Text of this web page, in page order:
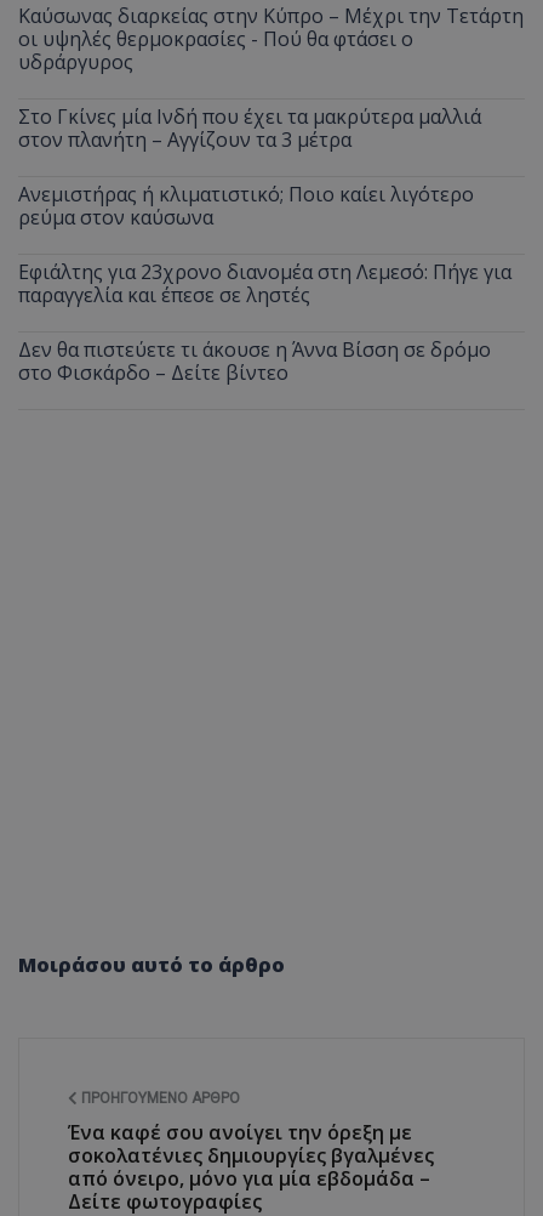
Καύσωνας διαρκείας στην Κύπρο – Μέχρι την Τετάρτη
οι υψηλές θερμοκρασίες - Πού θα φτάσει ο
υδράργυρος
Στο Γκίνες μία Ινδή που έχει τα μακρύτερα μαλλιά
στον πλανήτη – Αγγίζουν τα 3 μέτρα
Ανεμιστήρας ή κλιματιστικό; Ποιο καίει λιγότερο
ρεύμα στον καύσωνα
Εφιάλτης για 23χρονο διανομέα στη Λεμεσό: Πήγε για
παραγγελία και έπεσε σε ληστές
Δεν θα πιστεύετε τι άκουσε η Άννα Βίσση σε δρόμο
στο Φισκάρδο – Δείτε βίντεο
Μοιράσου αυτό το άρθρο
ΠΡΟΗΓΟΎΜΕΝΟ ΆΡΘΡΟ
Ένα καφέ σου ανοίγει την όρεξη με
σοκολατένιες δημιουργίες βγαλμένες
από όνειρο, μόνο για μία εβδομάδα –
Δείτε φωτογραφίες